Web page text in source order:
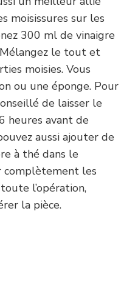
moisissures sur les
300 ml de vinaigre
le tout et
moisies. Vous
ou une éponge. Pour
de laisser le
heures avant de
aussi ajouter de
à thé dans le
complètement les
l’opération,
la pièce.